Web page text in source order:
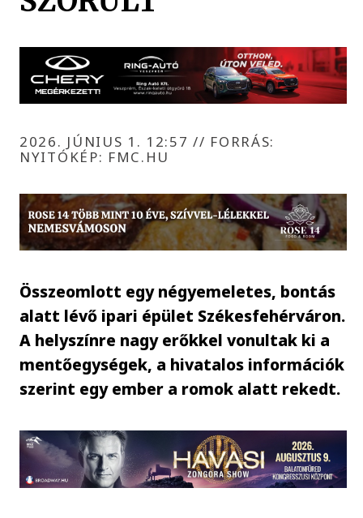
2026. JÚNIUS 1. 12:57// FORRÁS:
NYITÓKÉP: FMC.HU
Összeomlott egy négyemeletes, bontás
alatt lévő ipari épület Székesfehérváron.
A helyszínre nagy erőkkel vonultak ki a
mentőegységek, a hivatalos információk
szerint egy ember a romok alatt rekedt.